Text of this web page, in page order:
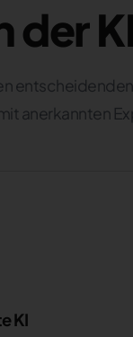
der
anerkannten
KI